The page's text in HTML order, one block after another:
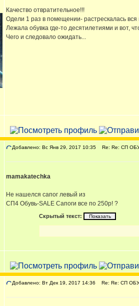
Качество отвратительное!!!
Одели 1 раз в помещении- растрескалась
Лежала обувка где-то десятилетиями и вот,
Чего и следовало ожидать...
Добавлено: Вс Янв 29, 2017 10:35 Re: Re: СП
mamakatechka
Не нашелся сапог левый из
СП4 Обувь-SALE Сапоги все по 250р! ?
Скрытый текст:
Добавлено: Вт Дек 19, 2017 14:36 Re: Re: СП